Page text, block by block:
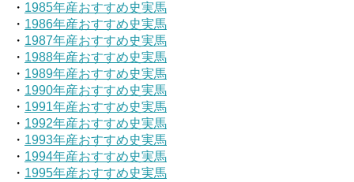
・ 1985年産おすすめ史実馬
・ 1986年産おすすめ史実馬
・ 1987年産おすすめ史実馬
・ 1988年産おすすめ史実馬
・ 1989年産おすすめ史実馬
・ 1990年産おすすめ史実馬
・ 1991年産おすすめ史実馬
・ 1992年産おすすめ史実馬
・ 1993年産おすすめ史実馬
・ 1994年産おすすめ史実馬
・ 1995年産おすすめ史実馬